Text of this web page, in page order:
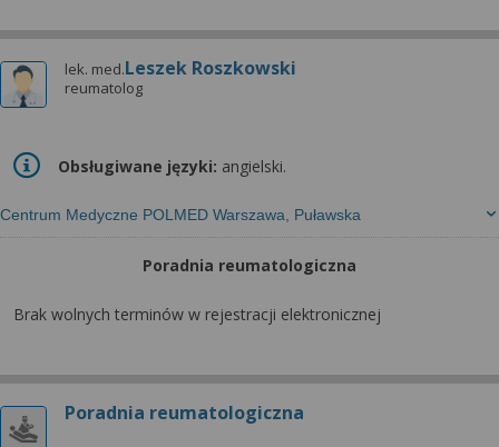
lek. med.Leszek Roszkowski
reumatolog
Centrum Medyczne POLMED Warszawa, Puławska
Obsługiwane języki: angielski.
Poradnia reumatologiczna
Brak wolnych terminów w rejestracji elektronicznej
Poradnia reumatologiczna